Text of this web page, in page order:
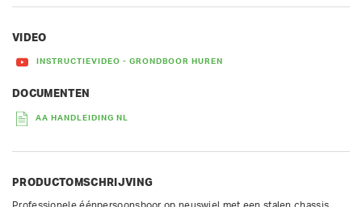
VIDEO
INSTRUCTIEVIDEO - GRONDBOOR HUREN
DOCUMENTEN
AA HANDLEIDING NL
PRODUCTOMSCHRIJVING